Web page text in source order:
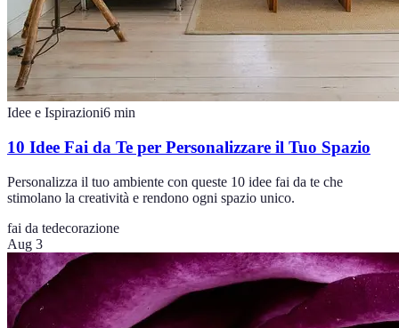
Idee e Ispirazioni6 min
10 Idee Fai da Te per Personalizzare il Tuo Spazio
Personalizza il tuo ambiente con queste 10 idee fai da te che
stimolano la creatività e rendono ogni spazio unico.
fai da tedecorazione
Aug 3